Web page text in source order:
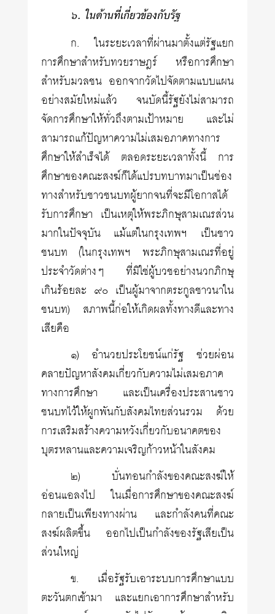
๖. ในด้านที่เกี่ยวข้องกับรัฐ
ก. ในระยะเวลาที่ผ่านมาตั้งแต่รัฐแยก
การศึกษาสำหรับทวยราษฎร์ หรือการศึกษา
สำหรับมวลชน ออกจากวัดไปจัดตามแบบแผน
อย่างสมัยใหม่แล้ว จนบัดนี้รัฐยังไม่สามารถ
จัดการศึกษาให้ทั่วถึงตามเป้าหมาย และไม่
สามารถแก้ปัญหาความไม่เสมอภาคทางการ
ศึกษาให้สำเร็จได้ ตลอดระยะเวลาทั้งนี้ การ
ศึกษาของคณะสงฆ์ก็ได้แปรบทบาทมาเป็นช่อง
ทางสำหรับชาวชนบทผู้ยากจนที่จะมีโอกาสได้
รับการศึกษา เป็นเหตุให้พระภิกษุสามเณรส่วน
มากในปัจจุบัน แม้แต่ในกรุงเทพฯ เป็นชาว
ชนบท (ในกรุงเทพฯ พระภิกษุสามเณรที่อยู่
ประจำวัดต่างๆ ที่มิใช่ผู้บวชอย่างนวกภิกษุ
เกินร้อยละ ๙๐ เป็นผู้มาจากตระกูลชาวนาใน
ชนบท) สภาพนี้ก่อให้เกิดผลทั้งทางดีและทาง
เสียคือ
๑) อำนวยประโยชน์แก่รัฐ ช่วยผ่อน
คลายปัญหาสังคมเกี่ยวกับความไม่เสมอภาค
ทางการศึกษา และเป็นเครื่องประสานชาว
ชนบทไว้ให้ผูกพันกับสังคมไทยส่วนรวม ด้วย
การเสริมสร้างความหวังเกี่ยวกับอนาคตของ
บุตรหลานและความเจริญก้าวหน้าในสังคม
๒) บั่นทอนกำลังของคณะสงฆ์ให้
อ่อนแอลงไป ในเมื่อการศึกษาของคณะสงฆ์
กลายเป็นเพียงทางผ่าน และกำลังคนที่คณะ
สงฆ์ผลิตขึ้น ออกไปเป็นกำลังของรัฐเสียเป็น
ส่วนใหญ่
ข. เมื่อรัฐรับเอาระบบการศึกษาแบบ
ตะวันตกเข้ามา และแยกเอาการศึกษาสำหรับ